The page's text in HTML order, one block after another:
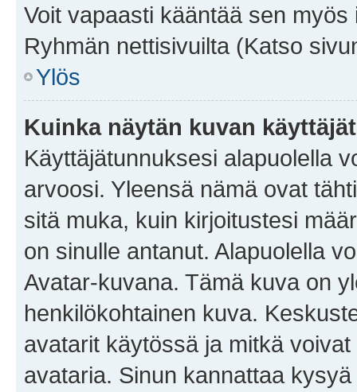
Voit vapaasti kääntää sen
Ryhmän nettisivuilta (Katso
Ylös
Kuinka näytän kuvan
Käyttäjätunnuksesi alapuolella
arvoosi. Yleensä nämä ovat
sitä muka, kuin kirjoitustesi
on sinulle antanut. Alapuolella
Avatar-kuvana. Tämä kuva on
henkilökohtainen kuva.
avatarit käytössä ja mitkä
avataria. Sinun kannattaa